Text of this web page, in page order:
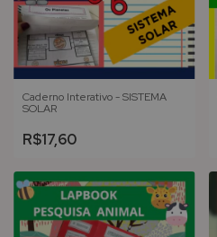
Caderno Interativo - SISTEMA
SOLAR
R$17,60